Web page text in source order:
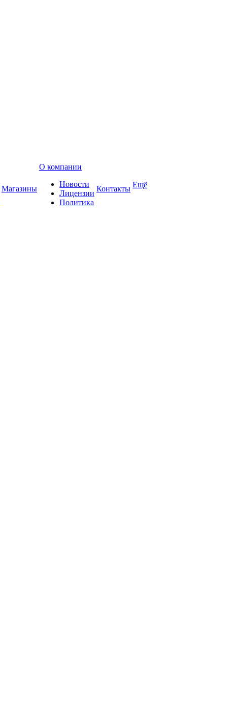
Магазины
О компании
Новости
Лицензии
Политика
Контакты Ещё